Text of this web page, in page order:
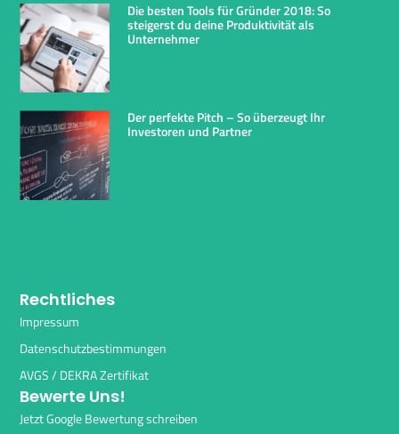
Die besten Tools für Gründer 2018: So
steigerst du deine Produktivität als
Unternehmer
Der perfekte Pitch – So überzeugt Ihr
Investoren und Partner
Rechtliches
Impressum
Datenschutzbestimmungen
AVGS / DEKRA Zertifikat
Bewerte Uns!
Jetzt Google Bewertung schreiben